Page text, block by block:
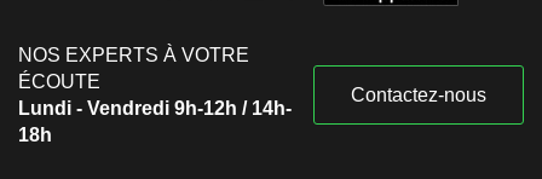
NOS EXPERTS À VOTRE
ÉCOUTE
Lundi - Vendredi 9h-12h / 14h-
18h
Contactez-nous